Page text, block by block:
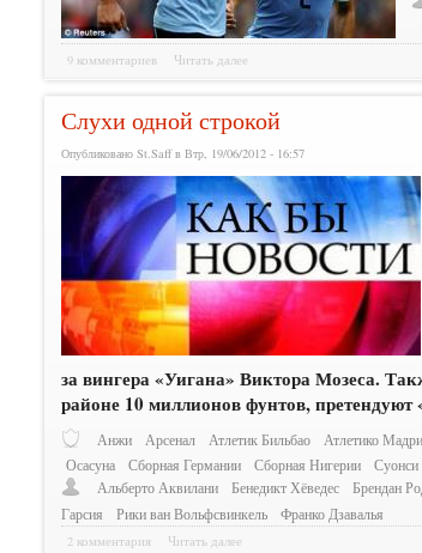
9 комментариев Читать далее
Слухи одной строкой
Опубликовано St.Saff в Втр, 19/06/2012 - 16:57
за вингера «Уигана» Виктора Мозеса.
районе 10 миллионов фунтов,
Анжи Арсенал Атлетик Бильбао Атлетико
Осасуна
Сборная Германии Сборная Нигерии Суонси
Альберто Аквилани
Бенедикт Хёведес Брендан
Гарсия
Рики ван Вольфсвинкель Франко Дзавалья
2 комментария Читать далее